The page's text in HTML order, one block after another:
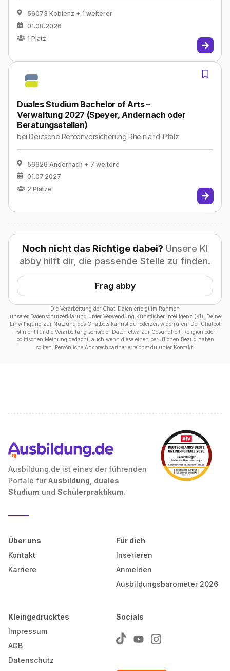
56073 Koblenz + 1 weiterer
01.08.2026
1 Platz
Duales Studium Bachelor of Arts –
Verwaltung 2027 (Speyer, Andernach oder
Beratungsstellen)
beiDeutsche Rentenversicherung Rheinland-Pfalz
56626 Andernach + 7 weitere
01.07.2027
2 Plätze
Noch nicht das Richtige dabei? Unsere KI
abby hilft dir, die passende Stelle zu finden.
Frag abby
Die Verarbeitung der Chat-Daten erfolgt im Rahmen
unserer Datenschutzerklärung unter Verwendung Künstlicher Intelligenz (KI). Deine
Einwilligung zur Nutzung des Chatbots kannst du jederzeit widerrufen. Der Chatbot
ist nicht für die Verarbeitung sensibler Daten etwa zur Gesundheit, Religion oder
politischen Meinung gedacht, auch wenn diese einen beruflichen Bezug haben
sollten. Persönliche Ansprechpartner erreichst du unter Kontakt
Ausbildung.de ist eines der führenden
Portale für Ausbildung, duales
Studium und Schülerpraktikum.
Über uns
Kontakt
Karriere
Für dich
Inserieren
Anmelden
Ausbildungsbarometer 2026
Kleingedrucktes
Impressum
AGB
Datenschutz
Socials